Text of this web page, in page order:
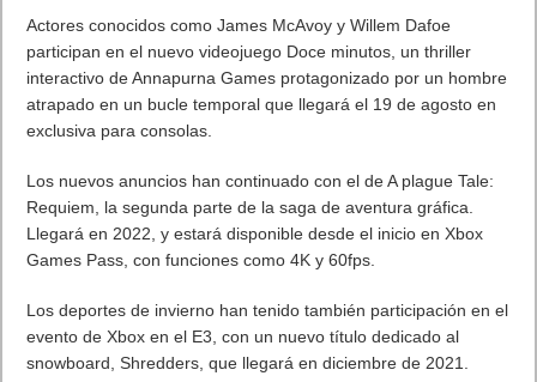
Actores conocidos como James McAvoy y Willem Dafoe
participan en el nuevo videojuego Doce minutos, un thriller
interactivo de Annapurna Games protagonizado por un hombre
atrapado en un bucle temporal que llegará el 19 de agosto en
exclusiva para consolas.
Los nuevos anuncios han continuado con el de A plague Tale:
Requiem, la segunda parte de la saga de aventura gráfica.
Llegará en 2022, y estará disponible desde el inicio en Xbox
Games Pass, con funciones como 4K y 60fps.
Los deportes de invierno han tenido también participación en el
evento de Xbox en el E3, con un nuevo título dedicado al
snowboard, Shredders, que llegará en diciembre de 2021.